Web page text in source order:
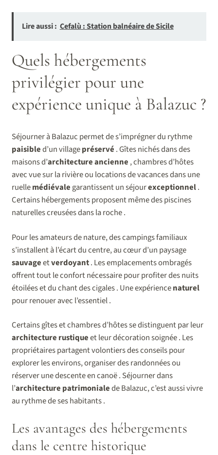
Lire aussi : Cefalù : Station balnéaire de Sicile
Quels hébergements
privilégier pour une
expérience unique à Balazuc ?
Séjourner à Balazuc permet de s’imprégner du rythme
paisibled’un villagepréservé . Gîtes nichés dans des
maisons d’architecture ancienne , chambres d’hôtes
avec vue sur la rivière ou locations de vacances dans une
ruellemédiévale garantissent un séjourexceptionnel.
Certains hébergements proposent même des piscines
naturelles creusées dans la roche .
Pour les amateurs de nature, des campings familiaux
s’installent à l’écart du centre, au cœur d’un paysage
sauvageetverdoyant. Les emplacements ombragés
offrent tout le confort nécessaire pour profiter des nuits
étoilées et du chant des cigales . Une expériencenaturel
pour renouer avec l’essentiel .
Certains gîtes et chambres d’hôtes se distinguent par leur
architecture rustiqueet leur décoration soignée . Les
propriétaires partagent volontiers des conseils pour
explorer les environs, organiser des randonnées ou
réserver une descente en canoë . Séjourner dans
l’architecture patrimonialede Balazuc, c’est aussi vivre
au rythme de ses habitants .
Les avantages des hébergements
dans le centre historique